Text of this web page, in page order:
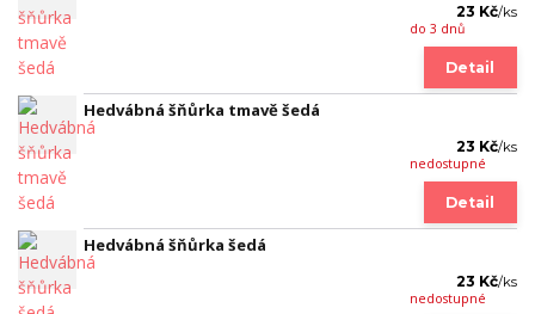
23 Kč/ks
do 3 dnů
Detail
Hedvábná šňůrka tmavě šedá
23 Kč/ks
nedostupné
Detail
Hedvábná šňůrka šedá
23 Kč/ks
nedostupné